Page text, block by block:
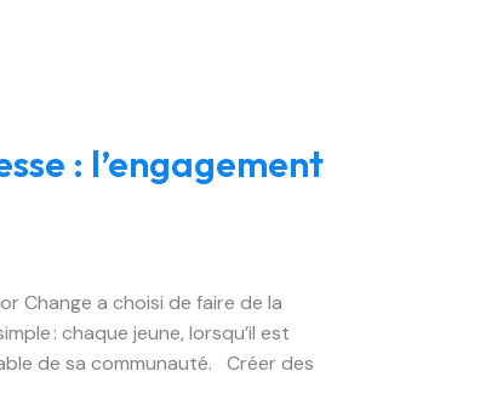
: l’engagement
Change a choisi de faire de la
: chaque jeune, lorsqu’il est
de sa communauté. Créer des